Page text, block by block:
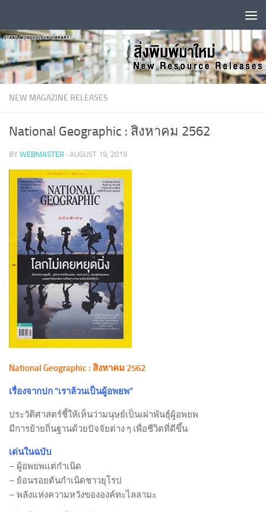
NEW MAGAZINE RELEASES
National Geographic : สิงหาคม 2562
BY WEBMASTER · AUGUST 19, 2019
National Geographic : สิงหาคม 2562
เรื่องจากปก “เราล้วนเป็นผู้อพยพ”
ประวัติศาสตร์ชี้ให้เห็นว่ามนุษย์เป็นเผ่าพันธุ์ผู้อพยพ
มีการย้ายถิ่นฐานด้วยปัจจัยต่าง ๆ เพื่อชีวิตที่ดีขึ้น
เด่นในฉบับ
– ผู้อพยพแต่กำเนิด
– ย้อนรอยต้นกำเนิดชาวยุโรป
– พลังแห่งความหวังขององค์ทะไลลามะ